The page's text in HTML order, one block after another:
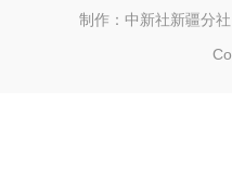
制作：中新社新疆